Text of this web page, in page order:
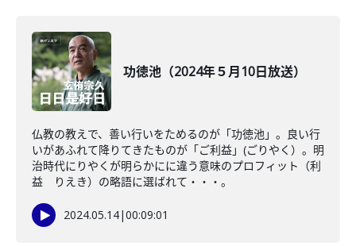
功徳池（2024年５月10日放送）
仏教の教えで、善い行いをためるのが「功徳池」。良い行
いがあふれて降りてきたものが「ご利益」(ごりやく）。明
治時代にりやくが明らかにに違う意味のプロフィット（利
益 りえき）の略語に選ばれて・・・。
2024.05.14|00:09:01